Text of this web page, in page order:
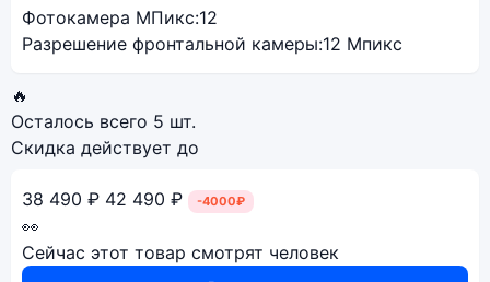
Фотокамера МПикс:12
Разрешение фронтальной камеры:12 Мпикс
🔥
Осталось всего 5 шт.
Скидка действует до
38 490 ₽ 42 490 ₽ -4000₽
👀
Сейчас этот товар смотрят человек